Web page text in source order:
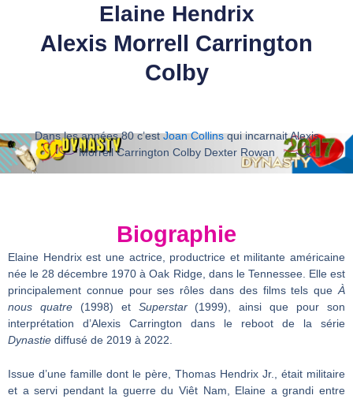
Elaine Hendrix
Alexis Morrell Carrington
Colby
Dans les années 80 c’estJoan Collinsqui incarnait Alexis
Morrell Carrington Colby Dexter Rowan
Biographie
Elaine Hendrix est une actrice, productrice et militante américaine
née le 28 décembre 1970 à Oak Ridge, dans le Tennessee. Elle est
principalement connue pour ses rôles dans des films tels que À
nous quatre(1998) et Superstar(1999), ainsi que pour son
interprétation d’Alexis Carrington dans le reboot de la série
Dynastie diffusé de 2019 à 2022.
Issue d’une famille dont le père, Thomas Hendrix Jr., était militaire
et a servi pendant la guerre du Viêt Nam, Elaine a grandi entre